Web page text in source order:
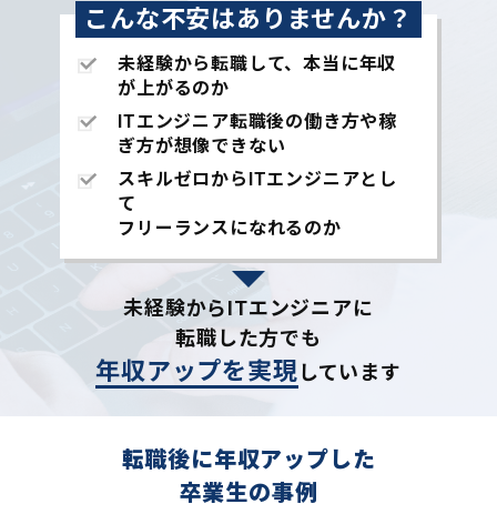
こんな不安はありませんか？
未経験から転職して、本当に年収
が上がるのか
ITエンジニア転職後の働き方や稼
ぎ方が想像できない
スキルゼロからITエンジニアとし
て
フリーランスになれるのか
未経験からITエンジニアに
転職した方でも
年収アップを実現しています
転職後に年収アップした
卒業生の事例